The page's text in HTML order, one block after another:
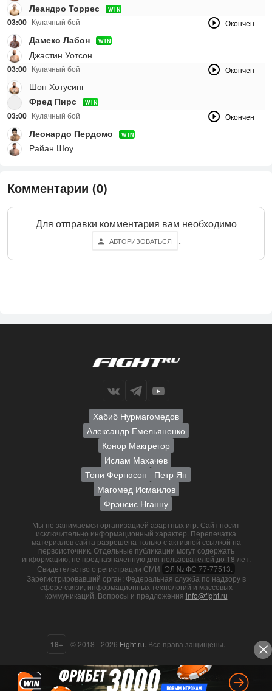
Леандро Торрес
WIN
03:00 Кулачный бой Окончен
Дамеко Лабон WIN
Джастин Уотсон
03:00 Кулачный бой Окончен
Шон Хотусинг
Фред Пирс
WIN
03:00 Кулачный бой Окончен
Леонардо Пердомо WIN
Райан Шоу
Комментарии (0)
Для отправки комментария вам необходимо
АВТОРИЗОВАТЬСЯ .
Хабиб Нурмагомедов
Александр Емельяненко
Конор Макгрегор
Ислам Махачев
Тони Фергюсон
Петр Ян
Магомед Исмаилов
Фрэнсис Нганну
Мы не занимаемся организацией азартных игр. Сайт носит
исключительно информационный характер. Перепечатка
материалов сайта разрешена только с активной ссылкой на
первоисточник. Отдельные публикации могут содержать
информацию, не предназначенную для пользователей до 18 лет.
Свидетельство о регистрации СМИ ЭЛ № ФС 77-77513.
Зарегистрировавший орган: Федеральная служба по надзору в
сфере связи, информационных технологий и массовых
коммуникаций. Вопросы и предложения info@fight.ru
18+ © 2018 - 2026 Fight.ru . Все права защищены.
О нас
Контакты